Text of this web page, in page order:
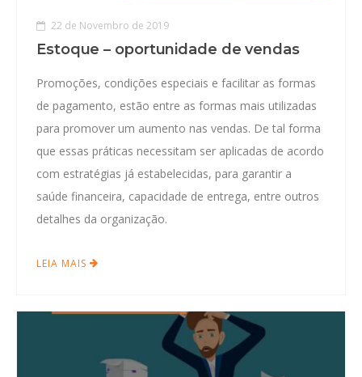
22 de Novembro de 2019
Estoque – oportunidade de vendas
Promoções, condições especiais e facilitar as formas
de pagamento, estão entre as formas mais utilizadas
para promover um aumento nas vendas. De tal forma
que essas práticas necessitam ser aplicadas de acordo
com estratégias já estabelecidas, para garantir a
saúde financeira, capacidade de entrega, entre outros
detalhes da organização.
LEIA MAIS